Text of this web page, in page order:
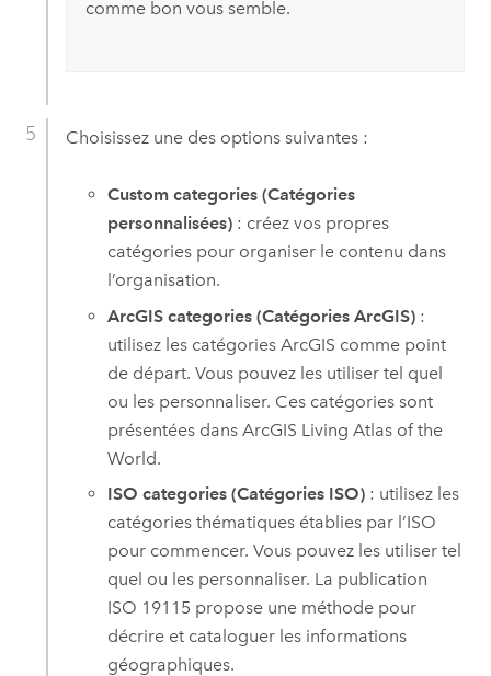
comme bon vous semble.
Choisissez une des options suivantes :
Custom categories (Catégories
personnalisées) : créez vos propres
catégories pour organiser le contenu dans
l’organisation.
ArcGIS categories (Catégories ArcGIS) :
utilisez les catégories ArcGIS comme point
de départ. Vous pouvez les utiliser tel quel
ou les personnaliser. Ces catégories sont
présentées dansArcGIS Living Atlas of the
World.
ISO categories (Catégories ISO) : utilisez les
catégories thématiques établies par l’ISO
pour commencer. Vous pouvez les utiliser tel
quel ou les personnaliser. La publication
ISO 19115 propose une méthode pour
décrire et cataloguer les informations
géographiques.